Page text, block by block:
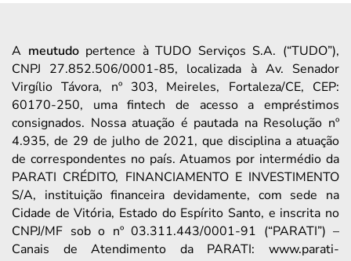
A meutudopertence à TUDO Serviços S.A. (“TUDO”),
CNPJ 27.852.506/0001-85, localizada à Av. Senador
Virgílio Távora, nº 303, Meireles, Fortaleza/CE, CEP:
60170-250, uma fintech de acesso a empréstimos
consignados. Nossa atuação é pautada na Resolução nº
4.935, de 29 de julho de 2021, que disciplina a atuação
de correspondentes no país. Atuamos por intermédio da
PARATI CRÉDITO, FINANCIAMENTO E INVESTIMENTO
S/A, instituição financeira devidamente, com sede na
Cidade de Vitória, Estado do Espírito Santo, e inscrita no
CNPJ/MF sob o nº 03.311.443/0001-91 (“PARATI”) –
Canais de Atendimento da PARATI: www.parati-